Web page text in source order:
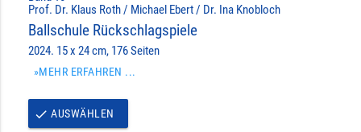
Prof. Dr. Klaus Roth / Michael Ebert / Dr. Ina Knobloch
Ballschule Rückschlagspiele
2024. 15 x 24 cm, 176 Seiten
»MEHR ERFAHREN ...
done AUSWÄHLEN